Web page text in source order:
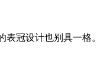
冠设计也别具一格。